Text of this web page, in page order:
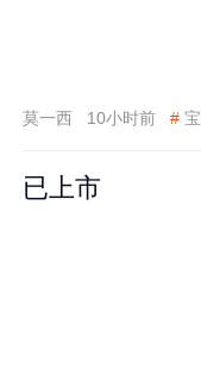
莫一西 10小时前 #
已上市